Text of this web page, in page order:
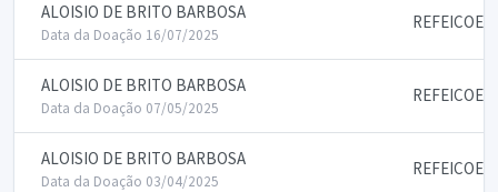
ALOISIO DE BRITO BARBOSA
Data da Doação 16/07/2025
REFEICOES
ALOISIO DE BRITO BARBOSA
Data da Doação 07/05/2025
REFEICOES
ALOISIO DE BRITO BARBOSA
Data da Doação 03/04/2025
REFEICOES